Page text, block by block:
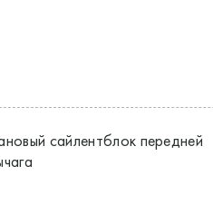
сайлентблок передней